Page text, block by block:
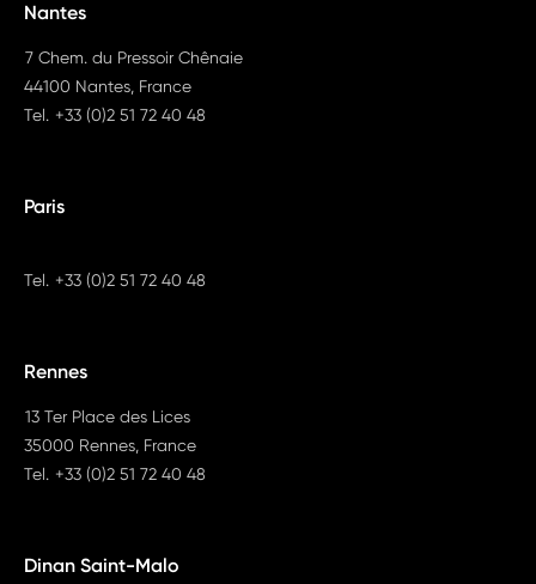
Nantes
7 Chem. du Pressoir Chênaie
44100 Nantes, France
Tel. +33 (0)2 51 72 40 48
Paris
Tel. +33 (0)2 51 72 40 48
Rennes
13 Ter Place des Lices
35000 Rennes, France
Tel. +33 (0)2 51 72 40 48
Dinan Saint-Malo